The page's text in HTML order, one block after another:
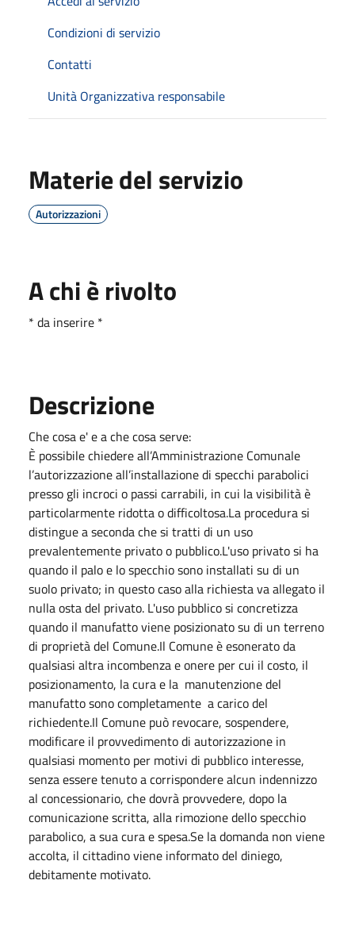
Condizioni di servizio
Contatti
Unità Organizzativa responsabile
Materie del servizio
Autorizzazioni
A chi è rivolto
* da inserire *
Descrizione
Che cosa e' e a che cosa serve:
È possibile chiedere all’Amministrazione Comunale
l’autorizzazione all’installazione di specchi parabolici
presso gli incroci o passi carrabili, in cui la visibilità è
particolarmente ridotta o difficoltosa.La procedura si
distingue a seconda che si tratti di un uso
prevalentemente privato o pubblico.L'uso privato si ha
quando il palo e lo specchio sono installati su di un
suolo privato; in questo caso alla richiesta va allegato il
nulla osta del privato. L'uso pubblico si concretizza
quando il manufatto viene posizionato su di un terreno
di proprietà del Comune.Il Comune è esonerato da
qualsiasi altra incombenza e onere per cui il costo, il
posizionamento, la cura e la manutenzione del
manufatto sono completamente a carico del
richiedente.Il Comune può revocare, sospendere,
modificare il provvedimento di autorizzazione in
qualsiasi momento per motivi di pubblico interesse,
senza essere tenuto a corrispondere alcun indennizzo
al concessionario, che dovrà provvedere, dopo la
comunicazione scritta, alla rimozione dello specchio
parabolico, a sua cura e spesa.Se la domanda non viene
accolta, il cittadino viene informato del diniego,
debitamente motivato.